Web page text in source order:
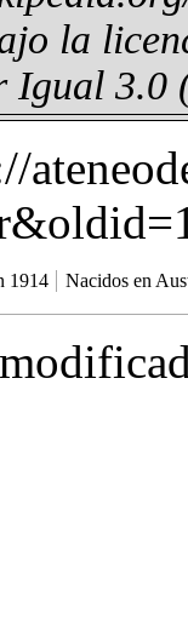
la
Igual 3.0
1914 Nacidos en